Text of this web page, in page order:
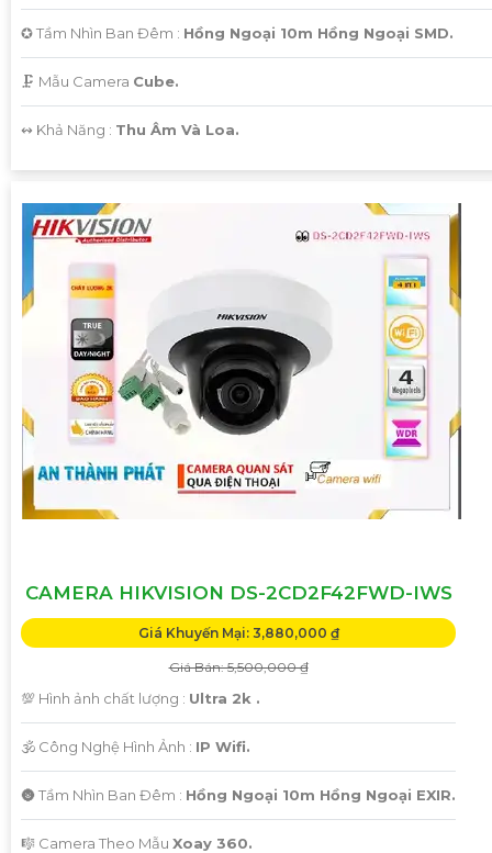
✪ Tầm Nhìn Ban Đêm : Hồng Ngoại 10m Hồng Ngoại SMD.
🗜️ Mẫu Camera Cube.
️↭ Khả Năng : Thu Âm Và Loa.
CAMERA HIKVISION DS-2CD2F42FWD-IWS
Giá Khuyến Mại: 3,880,000 ₫
Giá Bán: 5,500,000 ₫
💯 Hình ảnh chất lượng : Ultra 2k .
🕉️ Công Nghệ Hình Ảnh : IP Wifi.
🌚 Tầm Nhìn Ban Đêm : Hồng Ngoại 10m Hồng Ngoại EXIR.
🎼️ Camera Theo Mẫu Xoay 360.